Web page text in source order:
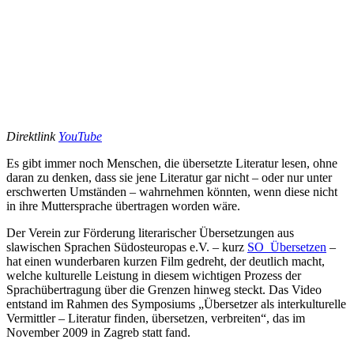
Direktlink YouTube
Es gibt immer noch Menschen, die übersetzte Literatur lesen, ohne
daran zu denken, dass sie jene Literatur gar nicht – oder nur unter
erschwerten Umständen – wahrnehmen könnten, wenn diese nicht
in ihre Muttersprache übertragen worden wäre.
Der Verein zur Förderung literarischer Übersetzungen aus
slawischen Sprachen Südosteuropas e.V. – kurz SO_Übersetzen –
hat einen wunderbaren kurzen Film gedreht, der deutlich macht,
welche kulturelle Leistung in diesem wichtigen Prozess der
Sprachübertragung über die Grenzen hinweg steckt. Das Video
entstand im Rahmen des Symposiums „Übersetzer als interkulturelle
Vermittler – Literatur finden, übersetzen, verbreiten“, das im
November 2009 in Zagreb statt fand.